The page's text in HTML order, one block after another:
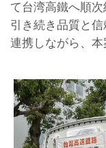
て台湾高鐵へ順次
引き続き品質と
連携しながら、本